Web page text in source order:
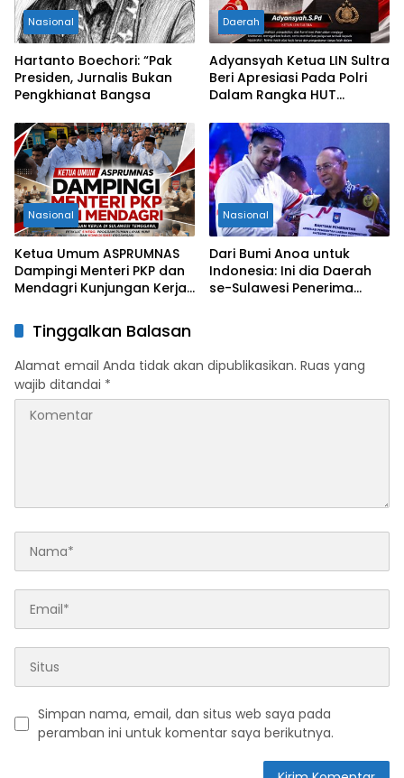
Nasional
Hartanto Boechori: “Pak
Presiden, Jurnalis Bukan
Pengkhianat Bangsa
Daerah
Adyansyah Ketua LIN Sultra
Beri Apresiasi Pada Polri
Dalam Rangka HUT
Nasional
Ketua Umum ASPRUMNAS
Dampingi Menteri PKP dan
Mendagri Kunjungan Kerja
Program Rumah Layak Huni
dan Konsolidasi Organisasi
Nasional
Dari Bumi Anoa untuk
Indonesia: Ini dia Daerah
se-Sulawesi Penerima
Tinggalkan Balasan
Alamat email Anda tidak akan dipublikasikan. Ruas yang
wajib ditandai *
Simpan nama, email, dan situs web saya pada
peramban ini untuk komentar saya berikutnya.